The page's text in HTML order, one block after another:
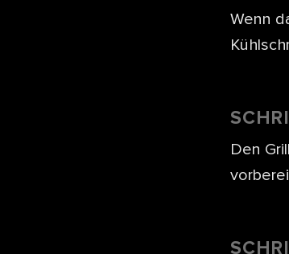
Wenn
Den